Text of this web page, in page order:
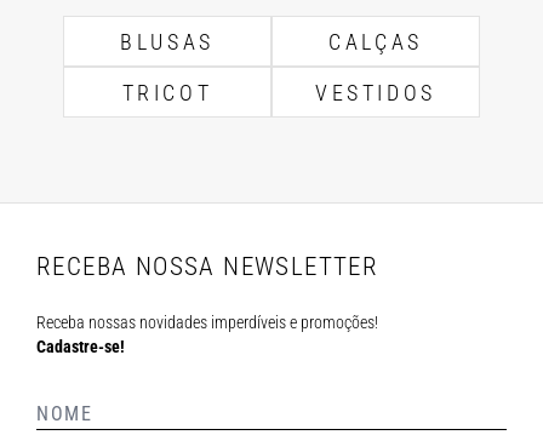
BLUSAS
CALÇAS
TRICOT
VESTIDOS
RECEBA NOSSA NEWSLETTER
Receba nossas novidades imperdíveis e promoções!
Cadastre-se!